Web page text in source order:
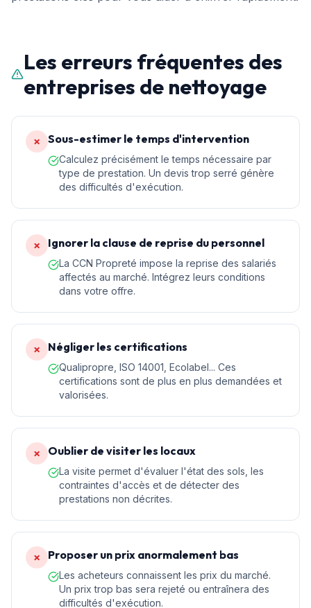
Les erreurs fréquentes des
entreprises de nettoyage
✗ Sous-estimer le temps d'intervention
Calculez précisément le temps nécessaire par
type de prestation. Un devis trop serré génère
des difficultés d'exécution.
✗ Ignorer la clause de reprise du personnel
La CCN Propreté impose la reprise des salariés
affectés au marché. Intégrez leurs conditions
dans votre offre.
✗ Négliger les certifications
Qualipropre, ISO 14001, Ecolabel... Ces
certifications sont de plus en plus demandées et
valorisées.
✗ Oublier de visiter les locaux
La visite permet d'évaluer l'état des sols, les
contraintes d'accès et de détecter des
prestations non décrites.
✗ Proposer un prix anormalement bas
Les acheteurs connaissent les prix du marché.
Un prix trop bas sera rejeté ou entraînera des
difficultés d'exécution.